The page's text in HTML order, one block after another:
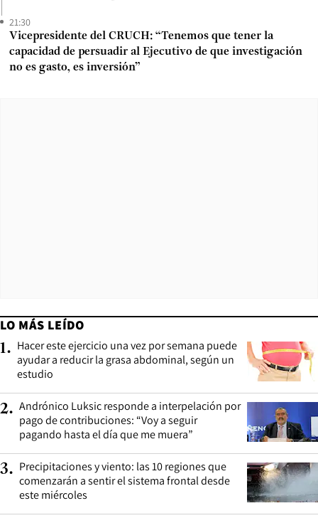
21:30
Vicepresidente del CRUCH: “Tenemos que tener la
capacidad de persuadir al Ejecutivo de que investigación
no es gasto, es inversión”
LO MÁS LEÍDO
1. Hacer este ejercicio una vez por semana puede
ayudar a reducir la grasa abdominal, según un
estudio
2. Andrónico Luksic responde a interpelación por
pago de contribuciones: “Voy a seguir
pagando hasta el día que me muera”
3. Precipitaciones y viento: las 10 regiones que
comenzarán a sentir el sistema frontal desde
este miércoles